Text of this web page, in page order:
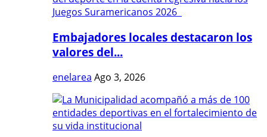
Embajadores locales destacaron los
valores del...
enelarea Ago 3, 2026